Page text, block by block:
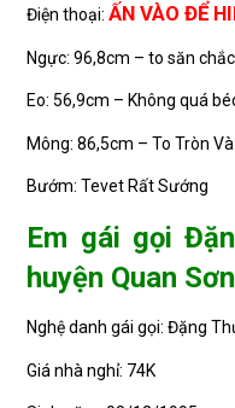
Điện thoại:ẤN VÀO ĐỂ
Ngực: 96,8cm – to săn chắc
Eo: 56,9cm – Không quá
Mông: 86,5cm – To Tròn
Bướm: Tevet Rất Sướng
Em gái gọi
huyện Quan Sơn
Nghệ danh gái gọi: Đặng
Giá nhà nghỉ: 74K